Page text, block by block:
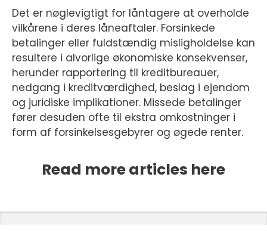
Det er nøglevigtigt for låntagere at overholde
vilkårene i deres låneaftaler. Forsinkede
betalinger eller fuldstændig misligholdelse kan
resultere i alvorlige økonomiske konsekvenser,
herunder rapportering til kreditbureauer,
nedgang i kreditværdighed, beslag i ejendom
og juridiske implikationer. Missede betalinger
fører desuden ofte til ekstra omkostninger i
form af forsinkelsesgebyrer og øgede renter.
Read more articles here